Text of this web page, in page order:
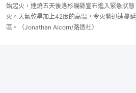
始起火，連燒五天後洛杉磯縣宣布進入緊急狀
火。天氣乾旱加上42度的高温，令火勢迅速蔓
區。（Jonathan Alcorn/路透社）